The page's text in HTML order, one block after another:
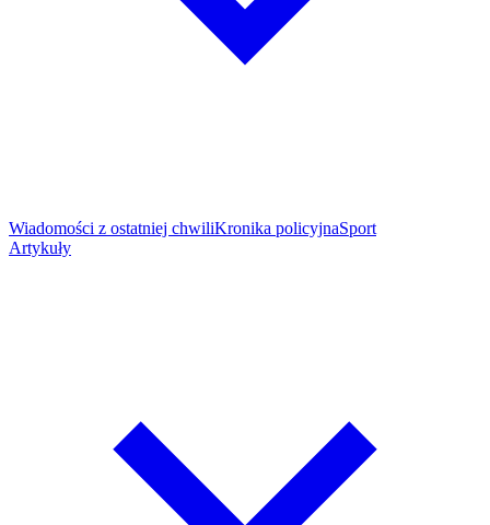
Wiadomości z ostatniej chwiliKronika policyjnaSport
Artykuły